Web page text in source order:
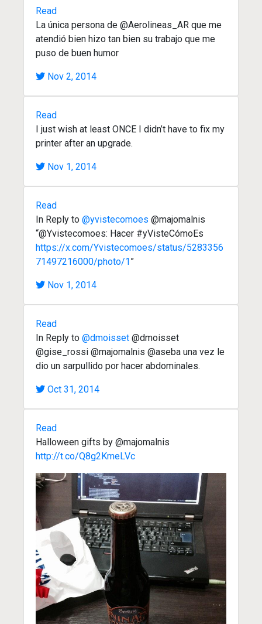
Read
La única persona de @Aerolineas_AR que me
atendió bien hizo tan bien su trabajo que me
puso de buen humor
Nov 2, 2014
Read
I just wish at least ONCE I didn’t have to fix my
printer after an upgrade.
Nov 1, 2014
Read
In Reply to @yvistecomoes @majomalnis
“@Yvistecomoes: Hacer #yVisteCómoEs
https://x.com/Yvistecomoes/status/5283356
71497216000/photo/1”
Nov 1, 2014
Read
In Reply to @dmoisset @dmoisset
@gise_rossi @majomalnis @aseba una vez le
dio un sarpullido por hacer abdominales.
Oct 31, 2014
Read
Halloween gifts by @majomalnis
http://t.co/Q8g2KmeLVc